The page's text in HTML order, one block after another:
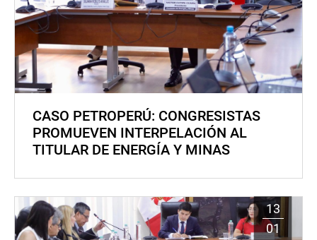
CASO PETROPERÚ: CONGRESISTAS
PROMUEVEN INTERPELACIÓN AL
TITULAR DE ENERGÍA Y MINAS
13
01